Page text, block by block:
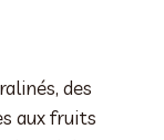
des
aux fruits